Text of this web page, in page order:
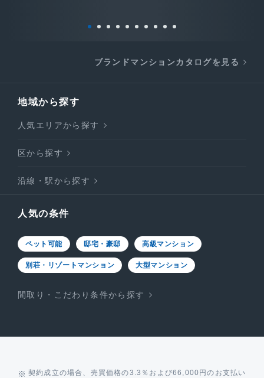
ブランドマンションカタログを見る
地域から探す
人気エリアから探す
区から探す
沿線・駅から探す
人気の条件
ペット可能 邸宅・豪邸 高級マンション
別荘・リゾートマンション 大型マンション
間取り・こだわり条件から探す
契約成立の場合、売買価格の3.3％および66,000円のお支払い